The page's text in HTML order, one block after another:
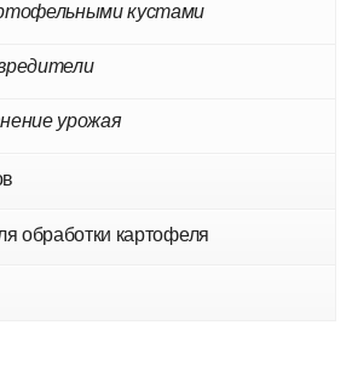
кустами
урожая
обработки картофеля